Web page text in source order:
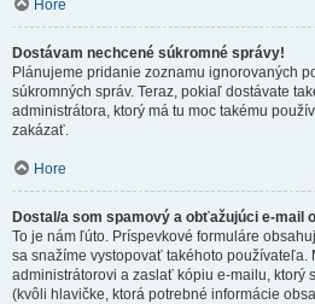
Hore
Dostávam nechcené súkromné správy!
Plánujeme pridanie zoznamu ignorovaných
súkromných správ. Teraz, pokiaľ dostávate
administrátora, ktorý má tu moc takému
zakázať.
Hore
Dostal/a som spamový a obťažujúci e-mail
To je nám ľúto. Príspevkové formuláre
sa snažíme vystopovať takéhoto používateľa.
administrátorovi a zaslať kópiu e-mailu, ktorý
(kvôli hlavičke, ktorá potrebné informácie